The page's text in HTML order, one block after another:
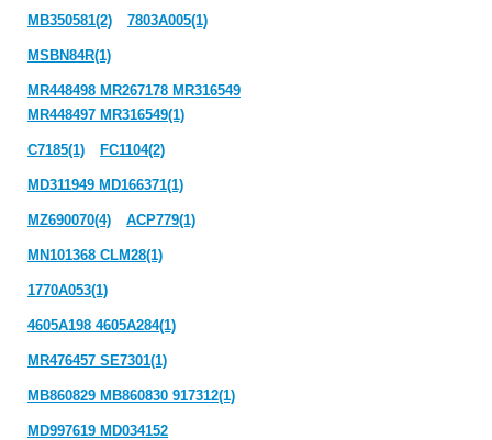
MB350581(2) 7803A005(1)
MSBN84R(1)
MR448498 MR267178 MR316549
MR448497 MR316549(1)
C7185(1) FC1104(2)
MD311949 MD166371(1)
MZ690070(4) ACP779(1)
MN101368 CLM28(1)
1770A053(1)
4605A198 4605A284(1)
MR476457 SE7301(1)
MB860829 MB860830 917312(1)
MD997619 MD034152